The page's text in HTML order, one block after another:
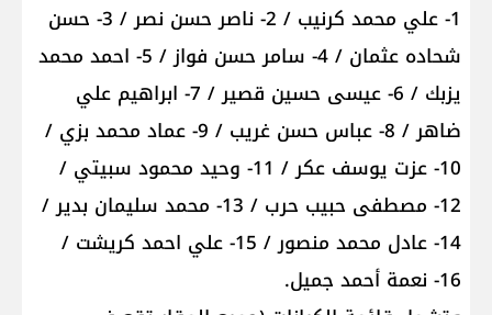
1- علي محمد كرنيب / 2- ناصر حسن نصر / 3- حسن
شحاده عثمان / 4- سامر حسن فواز / 5- احمد محمد
يزبك / 6- عيسى حسين قصير / 7- ابراهيم علي
ضاهر / 8- عباس حسن غريب / 9- عماد محمد بزي /
10- عزت يوسف عكر / 11- وحيد محمود سبيتي /
12- مصطفى حبيب حرب / 13- محمد سليمان بدير /
14- عادل محمد منصور / 15- علي احمد كريشت /
16- نعمة أحمد جميل.